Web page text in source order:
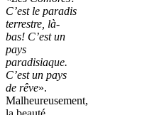
C’est le paradis
terrestre, là-
bas! C’est un
pays
paradisiaque.
C’est un pays
de rêve».
Malheureusement,